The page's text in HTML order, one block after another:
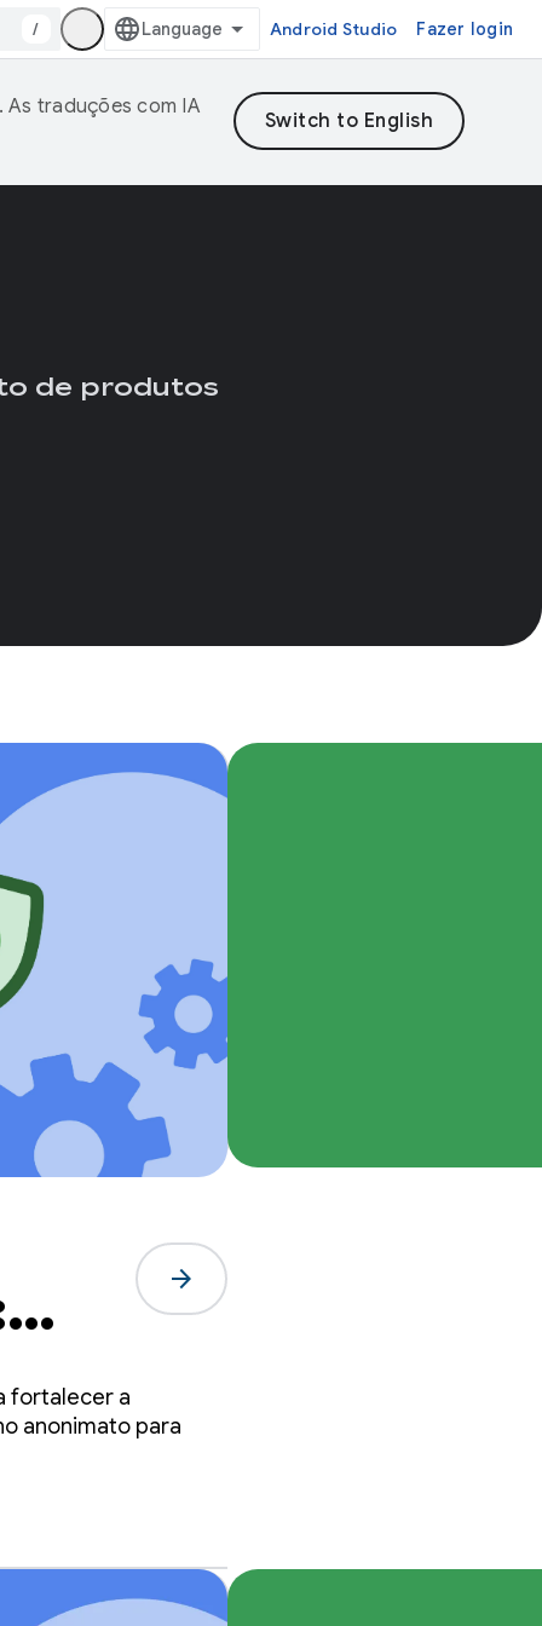
/ Android Studio Fazer login
traduções com IA
de produtos
arrow_forward
fortalecer a
anonimato para